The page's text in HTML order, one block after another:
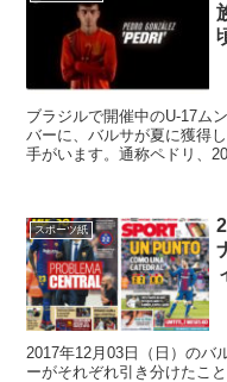
ブラジルで開催中のU-17ム
バーに、バルサが夏に獲得
手がいます。通称ペドリ、
スポーツ紙
2017年12月03日（日）のバ
ーがそれぞれ引き分けたこ